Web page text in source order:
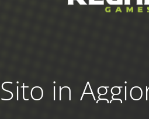
Sito in